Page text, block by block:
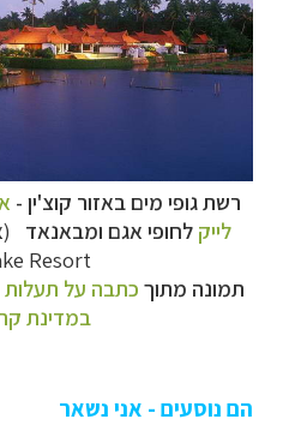
רשת גופי מים באזור קוצ'ין -
לייק לחופי אגם ומבאנאד
Resort
תמונה מתוך כתבה על תעלות
במדינת
הם נוסעים - אני נשאר